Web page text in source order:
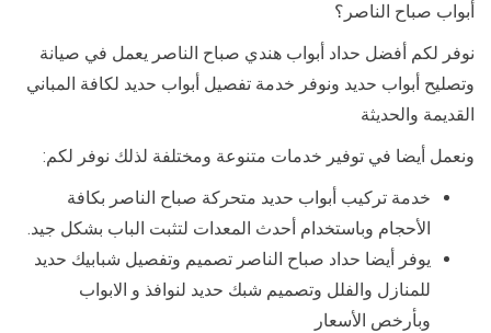
أبواب صباح الناصر؟
نوفر لكم أفضل حداد أبواب هندي صباح الناصر يعمل في صيانة
وتصليح أبواب حديد ونوفر خدمة تفصيل أبواب حديد لكافة المباني
القديمة والحديثة
ونعمل أيضا في توفير خدمات متنوعة ومختلفة لذلك نوفر لكم:
خدمة تركيب أبواب حديد متحركة صباح الناصر بكافة
الأحجام وباستخدام أحدث المعدات لتثبت الباب بشكل جيد.
يوفر أيضا حداد صباح الناصر تصميم وتفصيل شبابيك حديد
للمنازل والفلل وتصميم شبك حديد لنوافذ و الابواب
وبأرخص الأسعار